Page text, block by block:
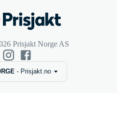
Prisjakt Norge AS
- Prisjakt.no